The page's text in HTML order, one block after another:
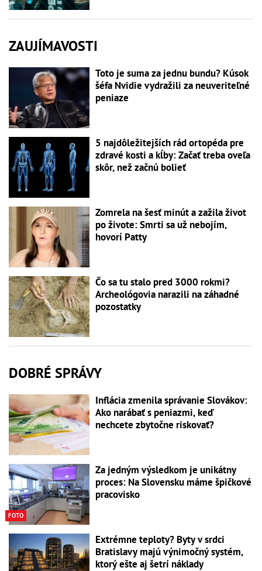
ZAUJÍMAVOSTI
Toto je suma za jednu bundu? Kúsok
šéfa Nvidie vydražili za neuveriteľné
peniaze
5 najdôležitejších rád ortopéda pre
zdravé kosti a kĺby: Začať treba oveľa
skôr, než začnú bolieť
Zomrela na šesť minút a zažila život
po živote: Smrti sa už nebojím,
hovorí Patty
Čo sa tu stalo pred 3000 rokmi?
Archeológovia narazili na záhadné
pozostatky
DOBRÉ SPRÁVY
Inflácia zmenila správanie Slovákov:
Ako narábať s peniazmi, keď
nechcete zbytočne riskovať?
FOTO
Za jedným výsledkom je unikátny
proces: Na Slovensku máme špičkové
pracovisko
Extrémne teploty? Byty v srdci
Bratislavy majú výnimočný systém,
ktorý ešte aj šetrí náklady